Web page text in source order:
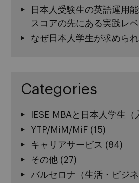
日本人受験生の英語運用
スコアの先にある実践レ
なぜ日本人学生が求めら
Categories
IESE MBAと日本人学生（
YTP/MiM/MiF(15)
キャリアサービス (84)
その他(27)
バルセロナ（生活・ビジネ